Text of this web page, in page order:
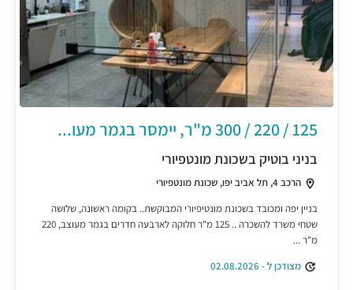
125 / 220 / 300 מ"ר, יימסר בגמר מעו...
בניני בוטיק בשכונת מונטפיורי
הרכב 4, תל אביב יפו, שכונת מונטפיורי
בניין יפה ומכובד בשכונת מונטיפיורי המבוקשת.. בקומה ראשונה, שלושה
שטחי משרד להשכרה .. 125 מ"ר חלוקה לארבעה חדרים בגמר מעוצב, 220
מ"ר ...
מצודכן ל - 02.08.2026